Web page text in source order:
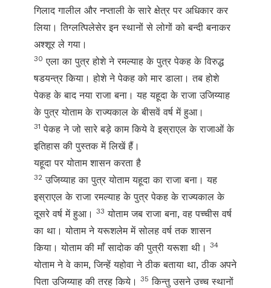
गिलाद गालील और नप्ताली के सारे क्षेत्र पर अधिकार कर
लिया। तिग्लत्पिलेसेर इन स्थानों से लोगों को बन्दी बनाकर
अश्शूर ले गया।
30 एला का पुत्र होशे ने रमल्याह के पुत्र पेकह के विरुद्ध
षडयन्त्र किया। होशे ने पेकह को मार डाला। तब होशे
पेकह के बाद नया राजा बना। यह यहूदा के राजा उजिय्याह
के पुत्र योताम के राज्यकाल के बीसवें वर्ष में हुआ।
31 पेकह ने जो सारे बड़े काम किये वे इस्राएल के राजाओं के
इतिहास की पुस्तक में लिखें हैं।
यहूदा पर योताम शासन करता है
32 उजिय्याह का पुत्र योताम यहूदा का राजा बना। यह
इस्राएल के राजा रमल्याह के पुत्र पेकह के राज्यकाल के
दूसरे वर्ष में हुआ।
33 योताम जब राजा बना, वह पच्चीस वर्ष
का था। योताम ने यरूशलेम में सोलह वर्ष तक शासन
किया। योताम की माँ सादोक की पुत्री यरूशा थी।
34
योताम ने वे काम, जिन्हें यहोवा ने ठीक बताया था, ठीक अपने
पिता उजिय्याह की तरह किये।
35 किन्तु उसने उच्च स्थानों